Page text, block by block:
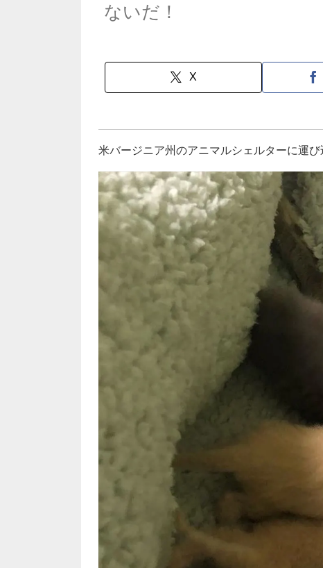
ないだ！
X
米バージニア州のアニマルシェルターに運び